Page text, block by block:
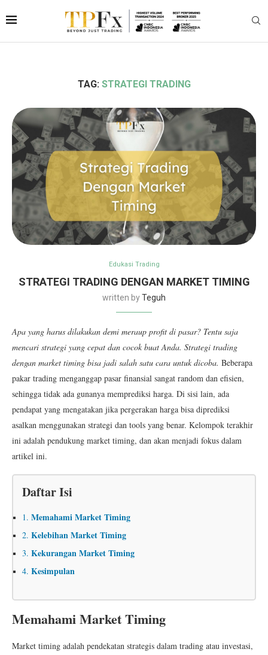
TAG: STRATEGI TRADING
Edukasi Trading
STRATEGI TRADING DENGAN MARKET TIMING
written byTeguh
Apa yang harus dilakukan demi meraup profit di pasar? Tentu saja
mencari strategi yang cepat dan cocok buat Anda. Strategi trading
dengan market timing bisa jadi salah satu cara untuk dicoba. Beberapa
pakar trading menganggap pasar finansial sangat random dan efisien,
sehingga tidak ada gunanya memprediksi harga. Di sisi lain, ada
pendapat yang mengatakan jika pergerakan harga bisa diprediksi
asalkan menggunakan strategi dan tools yang benar. Kelompok terakhir
ini adalah pendukung market timing, dan akan menjadi fokus dalam
artikel ini.
Daftar Isi
1. Memahami Market Timing
2. Kelebihan Market Timing
3. Kekurangan Market Timing
4. Kesimpulan
Memahami Market Timing
Market timing adalah pendekatan strategis dalam trading atau investasi,